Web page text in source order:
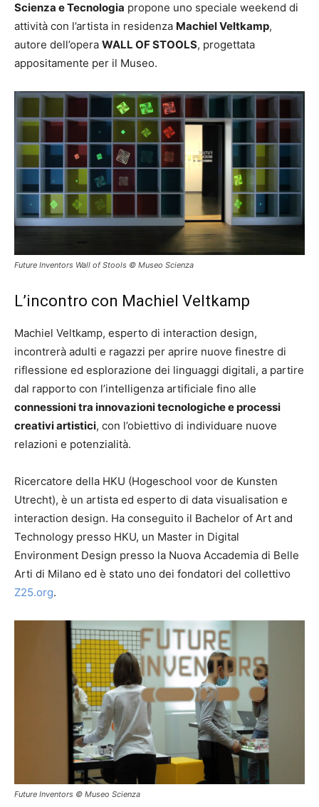
Scienza e Tecnologia propone uno speciale weekend di
attività con l’artista in residenza Machiel Veltkamp,
autore dell’opera WALL OF STOOLS, progettata
appositamente per il Museo.
Future Inventors Wall of Stools © Museo Scienza
L’incontro con Machiel Veltkamp
Machiel Veltkamp, esperto di interaction design,
incontrerà adulti e ragazzi per aprire nuove finestre di
riflessione ed esplorazione dei linguaggi digitali, a partire
dal rapporto con l’intelligenza artificiale fino alle
connessioni tra innovazioni tecnologiche e processi
creativi artistici, con l’obiettivo di individuare nuove
relazioni e potenzialità.
Ricercatore della HKU (Hogeschool voor de Kunsten
Utrecht), è un artista ed esperto di data visualisation e
interaction design. Ha conseguito il Bachelor of Art and
Technology presso HKU, un Master in Digital
Environment Design presso la Nuova Accademia di Belle
Arti di Milano ed è stato uno dei fondatori del collettivo
Z25.org.
Future Inventors © Museo Scienza